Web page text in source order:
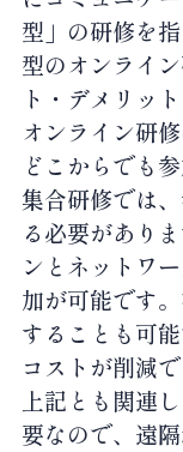
型」の研修を
型のオンライ
ト・デメリッ
オンライン研
どこからでも
集合研修では
る必要があり
ンとネットワ
加が可能です
することも可能
コストが削減
上記とも関連
要なので、遠